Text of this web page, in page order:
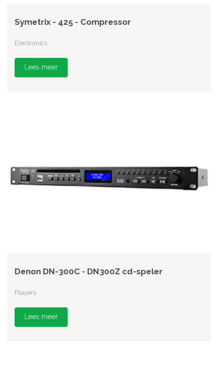
Symetrix - 425 - Compressor
Electronics
Lees meer
Denon DN-300C - DN300Z cd-speler
Players
Lees meer